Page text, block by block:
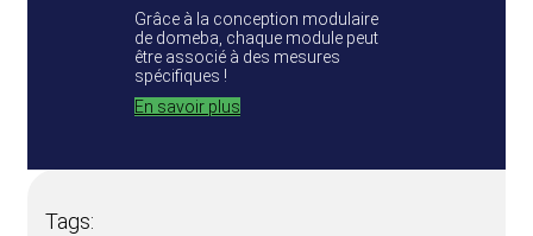
Grâce à la conception modulaire
de domeba, chaque module peut
être associé à des mesures
spécifiques !
En savoir plus
Tags: